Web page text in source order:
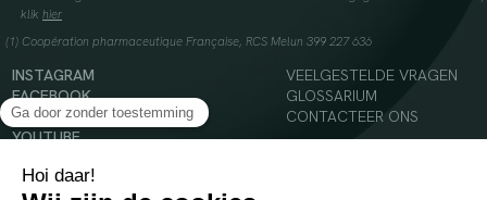
klik hier
(1) Coopération pharmaceutique Française, RCS Melun 399 227 636
INSTAGRAM
FACEBOOK
TIKTOK
YOUTUBE
VEELGESTELDE VRAGEN
GLOSSARIUM
CONTACTEER ONS